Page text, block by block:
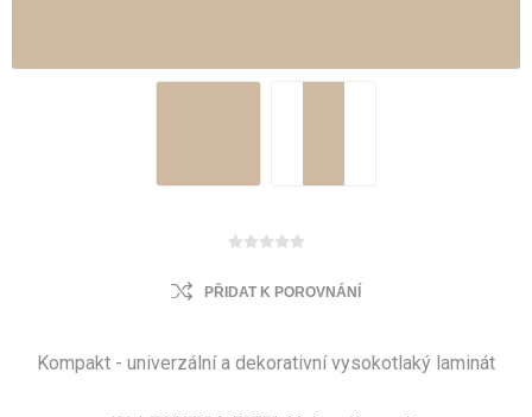
PŘIDAT K POROVNÁNÍ
Kompakt - univerzální a dekorativní vysokotlaký laminát